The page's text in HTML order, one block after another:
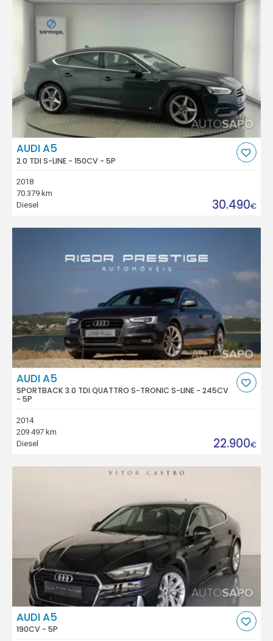
AUDI A5
2.0 TDI S-LINE - 150CV - 5P
2018
70.379 km
Diesel
30.490€
AUDI A5
SPORTBACK 3.0 TDI QUATTRO S-TRONIC S-LINE - 245CV
- 5P
2014
209.497 km
Diesel
22.900€
AUDI A5
190CV - 5P